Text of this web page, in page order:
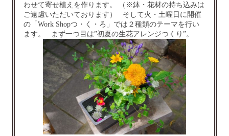
わせて寄せ植えを作ります。 （※鉢・花材の持ち込みは
ご遠慮いただいております） そして火・土曜日に開催
の「Work Shopつ・く・ろ」では２種類のテーマを行い
ます。 まず一つ目は”初夏の生花アレンジつくり”。